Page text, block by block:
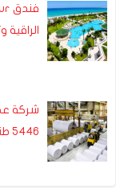
شركة
5446 طنا من ورق الكتاب المدرسي وتؤمّن كامل…